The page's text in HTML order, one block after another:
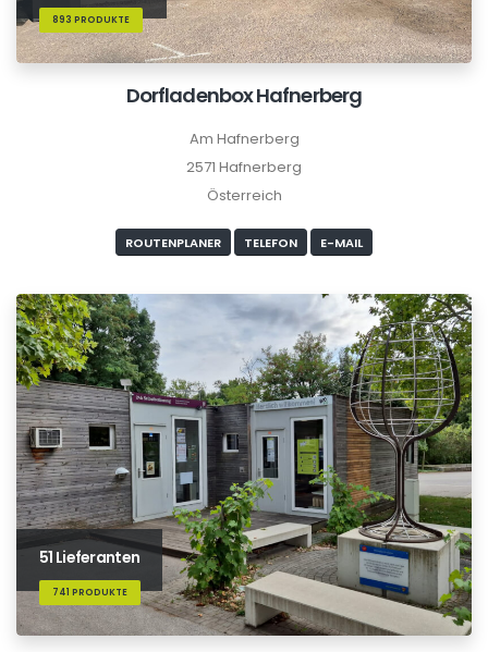
893 PRODUKTE
Dorfladenbox Hafnerberg
Am Hafnerberg
2571 Hafnerberg
Österreich
ROUTENPLANER TELEFON E-MAIL
51 Lieferanten
741 PRODUKTE